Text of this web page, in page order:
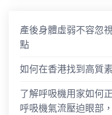
產後身體虛弱不容忽
點
如何在香港找到高質
了解呼吸機用家如何
呼吸機氣流壓迫眼部